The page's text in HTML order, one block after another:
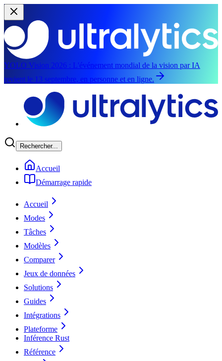
YOLO Vision 2026 : L'événement mondial de la vision par IA
revient le 13 septembre, en personne et en ligne.
Rechercher...
Accueil
Démarrage rapide
Accueil
Modes
Tâches
Modèles
Comparer
Jeux de données
Solutions
Guides
Intégrations
Plateforme
Inférence Rust
Référence